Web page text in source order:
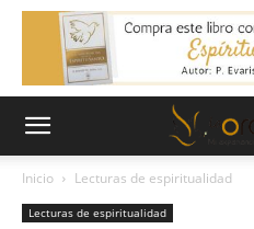
Inicio Lecturas de espiritualidad
Lecturas de espiritualidad